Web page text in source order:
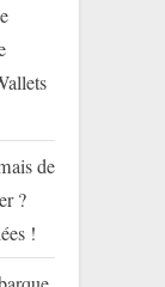
de
?
!